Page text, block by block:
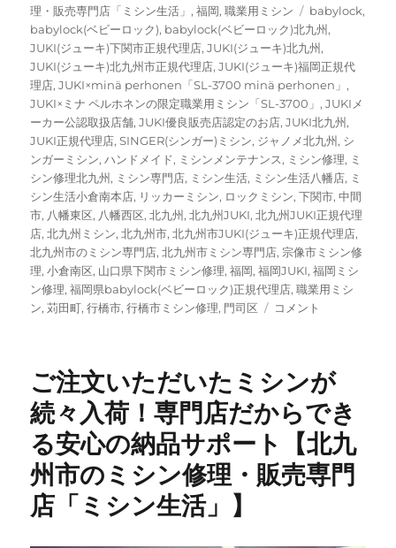
リ
ー
理・販売専門店「ミシン生活」 ,福岡,職業用ミシン
タ
グ
babylock,
babylock(ベビーロック), babylock(ベビーロック)北九州 ,
JUKI(ジューキ)下関市正規代理店,JUKI(ジューキ)北九州 ,
JUKI(ジューキ)北九州市正規代理店,JUKI(ジューキ)福岡正規代
理店,JUKI×minä perhonen「SL-3700 minä perhonen」 ,
JUKI×ミナ ペルホネンの限定職業用ミシン「SL-3700」 ,JUKIメ
ーカー公認取扱店舗,JUKI優良販売店認定のお店,JUKI北九州 ,
JUKI正規代理店,SINGER(シンガー)ミシン, ジャノメ北九州 , シ
ンガーミシン,ハンドメイド, ミシンメンテナンス, ミシン修理, ミ
シン修理北九州 , ミシン専門店, ミシン生活, ミシン生活八幡店, ミ
シン生活小倉南本店, リッカーミシン, ロックミシン,下関市,中間
市, 八幡東区, 八幡西区,北九州 ,北九州JUKI,北九州JUKI正規代理
店,北九州ミシン,北九州市,北九州市JUKI(ジューキ)正規代理店,
北九州市のミシン専門店,北九州市ミシン専門店, 宗像市ミシン修
理,小倉南区, 山口県下関市ミシン修理,福岡,福岡JUKI,福岡ミシ
ン修理,福岡県babylock(ベビーロック)正規代理店,職業用ミシ
ン,苅田町,行橋市,行橋市ミシン修理, 門司区
北
JUKI×
ナ
ホ
コメント
ご注文いただいたミシンが
続々入荷！専門店だからでき
る安心の納品サポート【北九
州市のミシン修理・販売専門
店「ミシン生活」】